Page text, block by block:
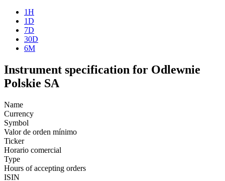
1H
1D
7D
30D
6M
Instrument specification for Odlewnie
Polskie SA
Name
Currency
Symbol
Valor de orden mínimo
Ticker
Horario comercial
Type
Hours of accepting orders
ISIN